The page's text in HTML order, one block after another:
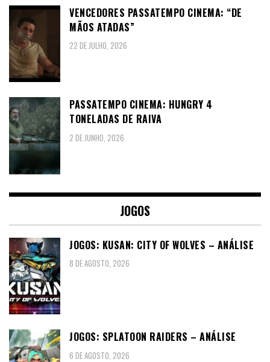
VENCEDORES PASSATEMPO CINEMA: “DE
MÃOS ATADAS”
22 DE JULHO, 2026
PASSATEMPO CINEMA: HUNGRY 4
TONELADAS DE RAIVA
2 DE JUNHO, 2026
JOGOS
JOGOS: KUSAN: CITY OF WOLVES – ANÁLISE
8 DE AGOSTO, 2026
JOGOS: SPLATOON RAIDERS – ANÁLISE
6 DE AGOSTO, 2026